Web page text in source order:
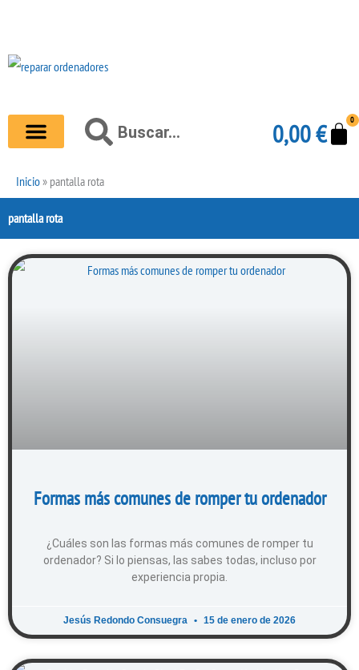
contenido
BuscarBuscar 0,00€ 0
Inicio»pantalla rota
pantalla rota
Formas más comunes de romper tu ordenador
¿Cuáles son las formas más comunes de romper tu
ordenador? Si lo piensas, las sabes todas, incluso por
experiencia propia.
Jesús Redondo Consuegra 15 de enero de 2026